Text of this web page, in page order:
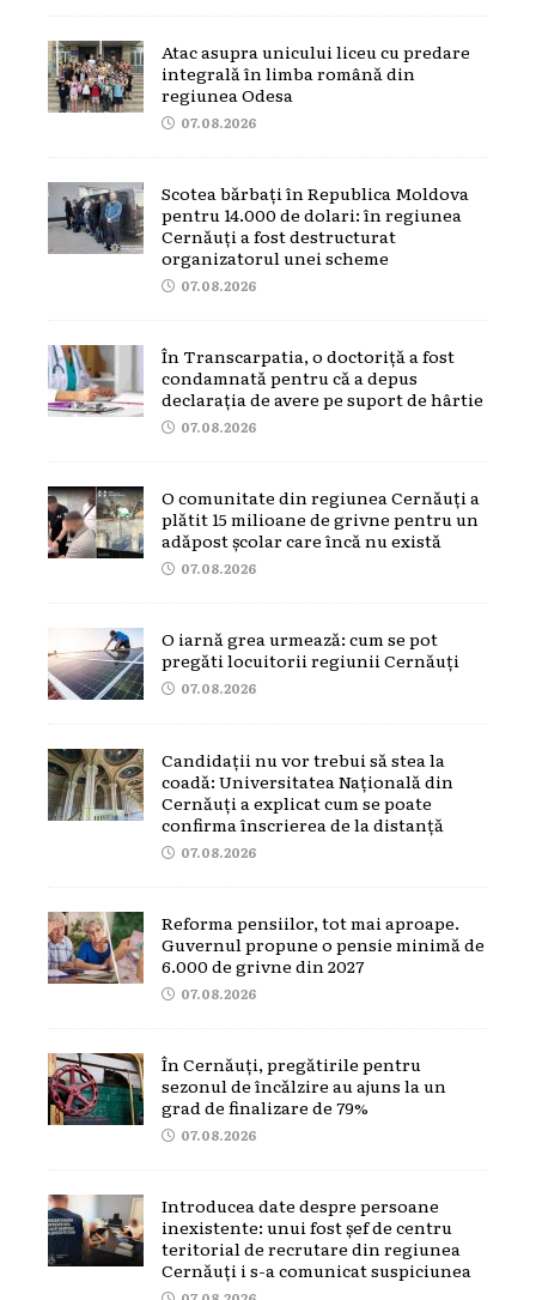
Atac asupra unicului liceu cu predare
integrală în limba română din
regiunea Odesa
07.08.2026
Scotea bărbați în Republica Moldova
pentru 14.000 de dolari: în regiunea
Cernăuți a fost destructurat
organizatorul unei scheme
07.08.2026
În Transcarpatia, o doctoriță a fost
condamnată pentru că a depus
declarația de avere pe suport de hârtie
07.08.2026
O comunitate din regiunea Cernăuți a
plătit 15 milioane de grivne pentru un
adăpost școlar care încă nu există
07.08.2026
O iarnă grea urmează: cum se pot
pregăti locuitorii regiunii Cernăuți
07.08.2026
Candidații nu vor trebui să stea la
coadă: Universitatea Națională din
Cernăuți a explicat cum se poate
confirma înscrierea de la distanță
07.08.2026
Reforma pensiilor, tot mai aproape.
Guvernul propune o pensie minimă de
6.000 de grivne din 2027
07.08.2026
În Cernăuți, pregătirile pentru
sezonul de încălzire au ajuns la un
grad de finalizare de 79%
07.08.2026
Introducea date despre persoane
inexistente: unui fost șef de centru
teritorial de recrutare din regiunea
Cernăuți i s-a comunicat suspiciunea